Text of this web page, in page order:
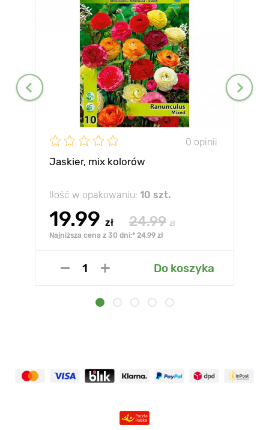
0 opinii
Jaskier, mix kolorów
Ilość w opakowaniu: 10 szt.
19.99 zł 24.99 zł
Najniższa cena z 30 dni:* 24.99 zł
Do koszyka